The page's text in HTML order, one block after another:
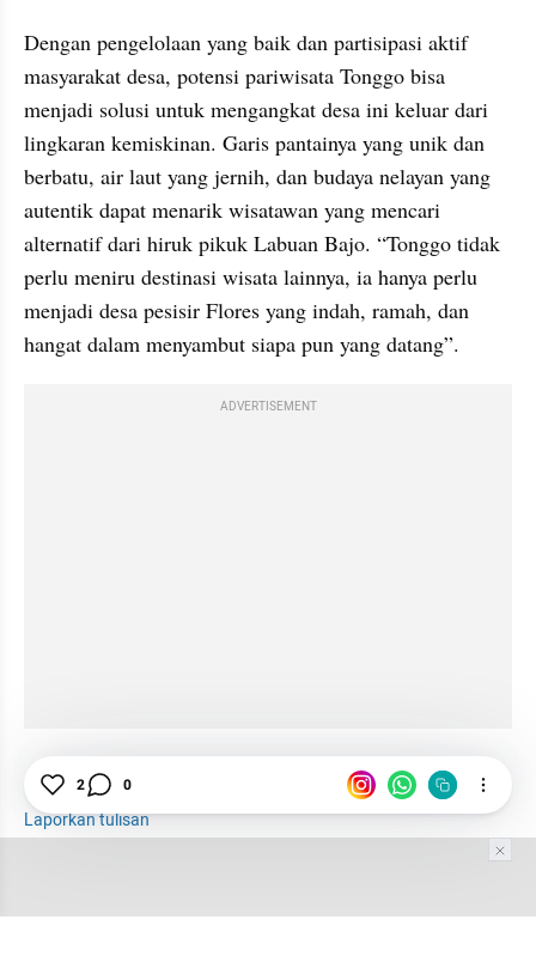
Dengan pengelolaan yang baik dan partisipasi aktif
masyarakat desa, potensi pariwisata Tonggo bisa
menjadi solusi untuk mengangkat desa ini keluar dari
lingkaran kemiskinan. Garis pantainya yang unik dan
berbatu, air laut yang jernih, dan budaya nelayan yang
autentik dapat menarik wisatawan yang mencari
alternatif dari hiruk pikuk Labuan Bajo. “Tonggo tidak
perlu meniru destinasi wisata lainnya, ia hanya perlu
menjadi desa pesisir Flores yang indah, ramah, dan
hangat dalam menyambut siapa pun yang datang”.
ADVERTISEMENT
Opinion
Laporkan tulisan
2 0